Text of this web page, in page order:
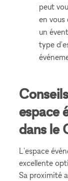
peut
en
un
type
espace
dans le
L'espace
excellente
Sa proximité